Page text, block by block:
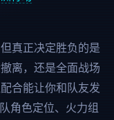
真正决定胜负的是
离，还是全面战场
合能让你和队友发
角色定位、火力组